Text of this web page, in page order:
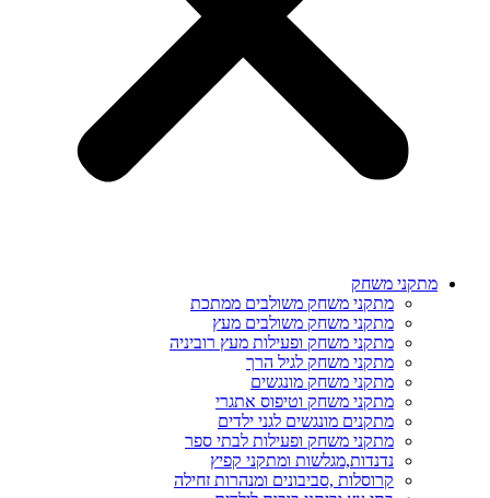
מתקני משחק
מתקני משחק משולבים ממתכת
מתקני משחק משולבים מעץ
מתקני משחק ופעילות מעץ רוביניה
מתקני משחק לגיל הרך
מתקני משחק מונגשים
מתקני משחק וטיפוס אתגרי
מתקנים מונגשים לגני ילדים
מתקני משחק ופעילות לבתי ספר
נדנדות,מגלשות ומתקני קפיץ
קרוסלות ,סביבונים ומנהרות זחילה